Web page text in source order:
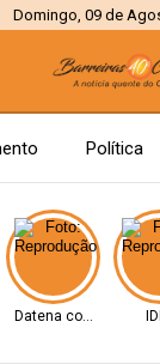
Domingo, 09 de
Política
Datena com Lula